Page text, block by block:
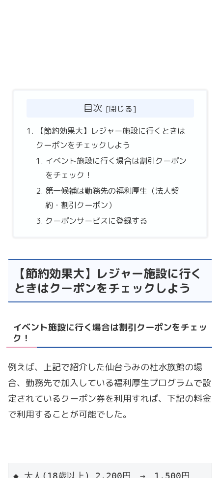
目次
【節約効果大】レジャー施設に行くときは
クーポンをチェックしよう
イベント施設に行く場合は割引クーポン
をチェック！
第一候補は勤務先の福利厚生（法人契
約・割引クーポン）
クーポンサービスに登録する
【節約効果大】レジャー施設に行く
ときはクーポンをチェックしよう
イベント施設に行く場合は割引クーポンをチェッ
ク！
例えば、上記で紹介した仙台うみの杜水族館の場
合、勤務先で加入している福利厚生プログラムで設
定されているクーポン券を利用すれば、下記の料金
で利用することが可能でした。
◆ 大人(18歳以上) 2,200円　→　1,500円